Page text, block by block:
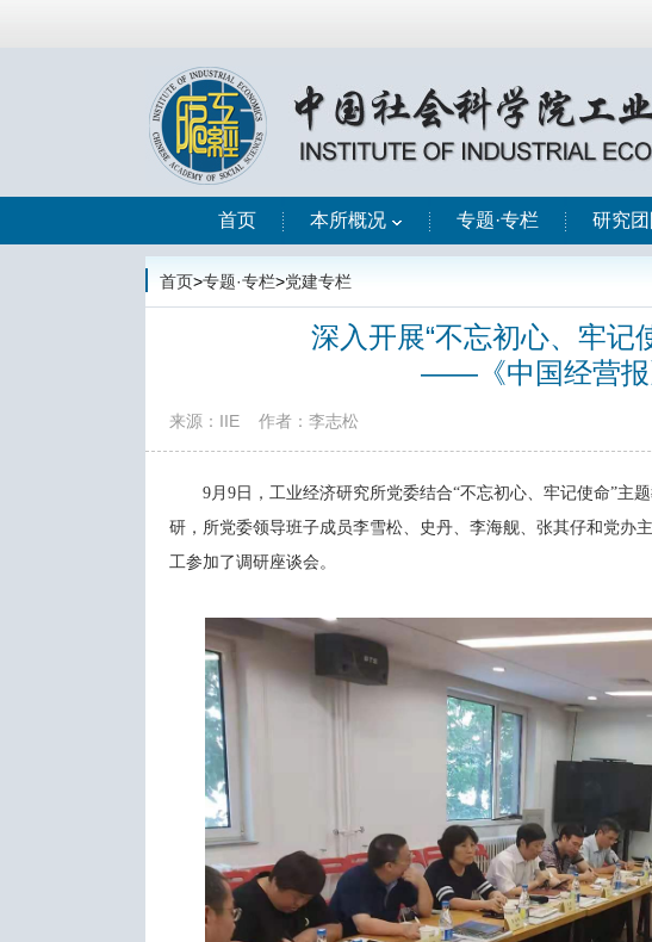
首页 本所概况 专题·专栏 研究团
首页>专题·专栏>党建专栏
深入开展“不忘初心、牢记
——《中国经营报
来源：IIE 作者：李志松
9月9日，工业经济研究所党委结合“不忘初心、牢记使命”主
研，所党委领导班子成员李雪松、史丹、李海舰、张其仔和党办
工参加了调研座谈会。